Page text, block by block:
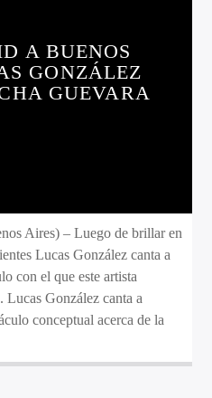
A BUENOS
GONZÁLEZ
GUEVARA
Aires) – Luego de brillar en
Lucas González canta a
con el que este artista
Lucas González canta a
conceptual acerca de la